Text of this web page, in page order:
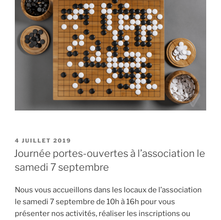
PUBLIÉ
LE
4 JUILLET 2019
Journée portes-ouvertes à l’association le
samedi 7 septembre
Nous vous accueillons dans les locaux de l’association
le samedi 7 septembre de 10h à 16h pour vous
présenter nos activités, réaliser les inscriptions ou